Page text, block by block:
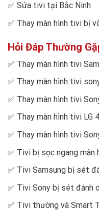
✅ Sửa tivi tại Bắc Ninh
✅ Thay màn hình tivi bị
Hỏi Đáp Thường
✅ Thay màn hình tivi
✅ Thay màn hình tivi
✅ Thay màn hình tivi
✅ Thay màn hình tivi LG
✅ Thay màn hình tivi
✅ Tivi bị sọc ngang màn
✅ Tivi Samsung bị sét
✅ Tivi Sony bị sét đánh
✅ Tivi thường và Smart